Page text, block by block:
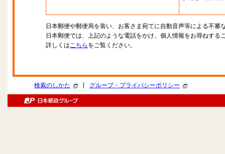
日本郵便や郵便局を装い、お客さま宛てに自動音声等による不審
日本郵便では、上記のような電話をかけ、個人情報をお尋ねする
詳しくはこちら をご覧ください。
検索のしかた グループ・プライバシーポリシー